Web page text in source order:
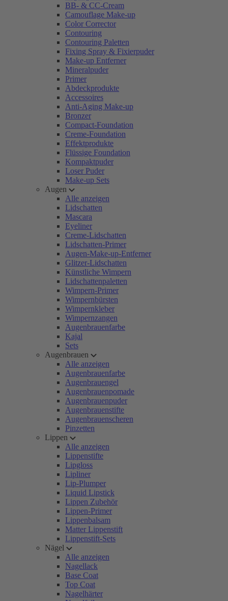
BB- & CC-Cream
Camouflage Make-up
Color Corrector
Contouring
Contouring Paletten
Fixing Spray & Fixierpuder
Make-up Entferner
Mineralpuder
Primer
Abdeckprodukte
Accessoires
Anti-Aging Make-up
Bronzer
Compact-Foundation
Creme-Foundation
Effektprodukte
Flüssige Foundation
Kompaktpuder
Loser Puder
Make-up Sets
Augen
Alle anzeigen
Lidschatten
Mascara
Eyeliner
Creme-Lidschatten
Lidschatten-Primer
Augen-Make-up-Entferner
Glitzer-Lidschatten
Künstliche Wimpern
Lidschattenpaletten
Wimpern-Primer
Wimpernbürsten
Wimpernkleber
Wimpernzangen
Augenbrauenfarbe
Kajal
Sets
Augenbrauen
Alle anzeigen
Augenbrauenfarbe
Augenbrauengel
Augenbrauenpomade
Augenbrauenpuder
Augenbrauenstifte
Augenbrauenscheren
Pinzetten
Lippen
Alle anzeigen
Lippenstifte
Lipgloss
Lipliner
Lip-Plumper
Liquid Lipstick
Lippen Zubehör
Lippen-Primer
Lippenbalsam
Matter Lippenstift
Lippenstift-Sets
Nägel
Alle anzeigen
Nagellack
Base Coat
Top Coat
Nagelhärter